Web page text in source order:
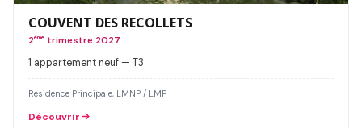
COUVENT DES RECOLLETS
2ème trimestre 2027
1 appartement neuf — T3
Residence Principale, LMNP / LMP
Découvrir